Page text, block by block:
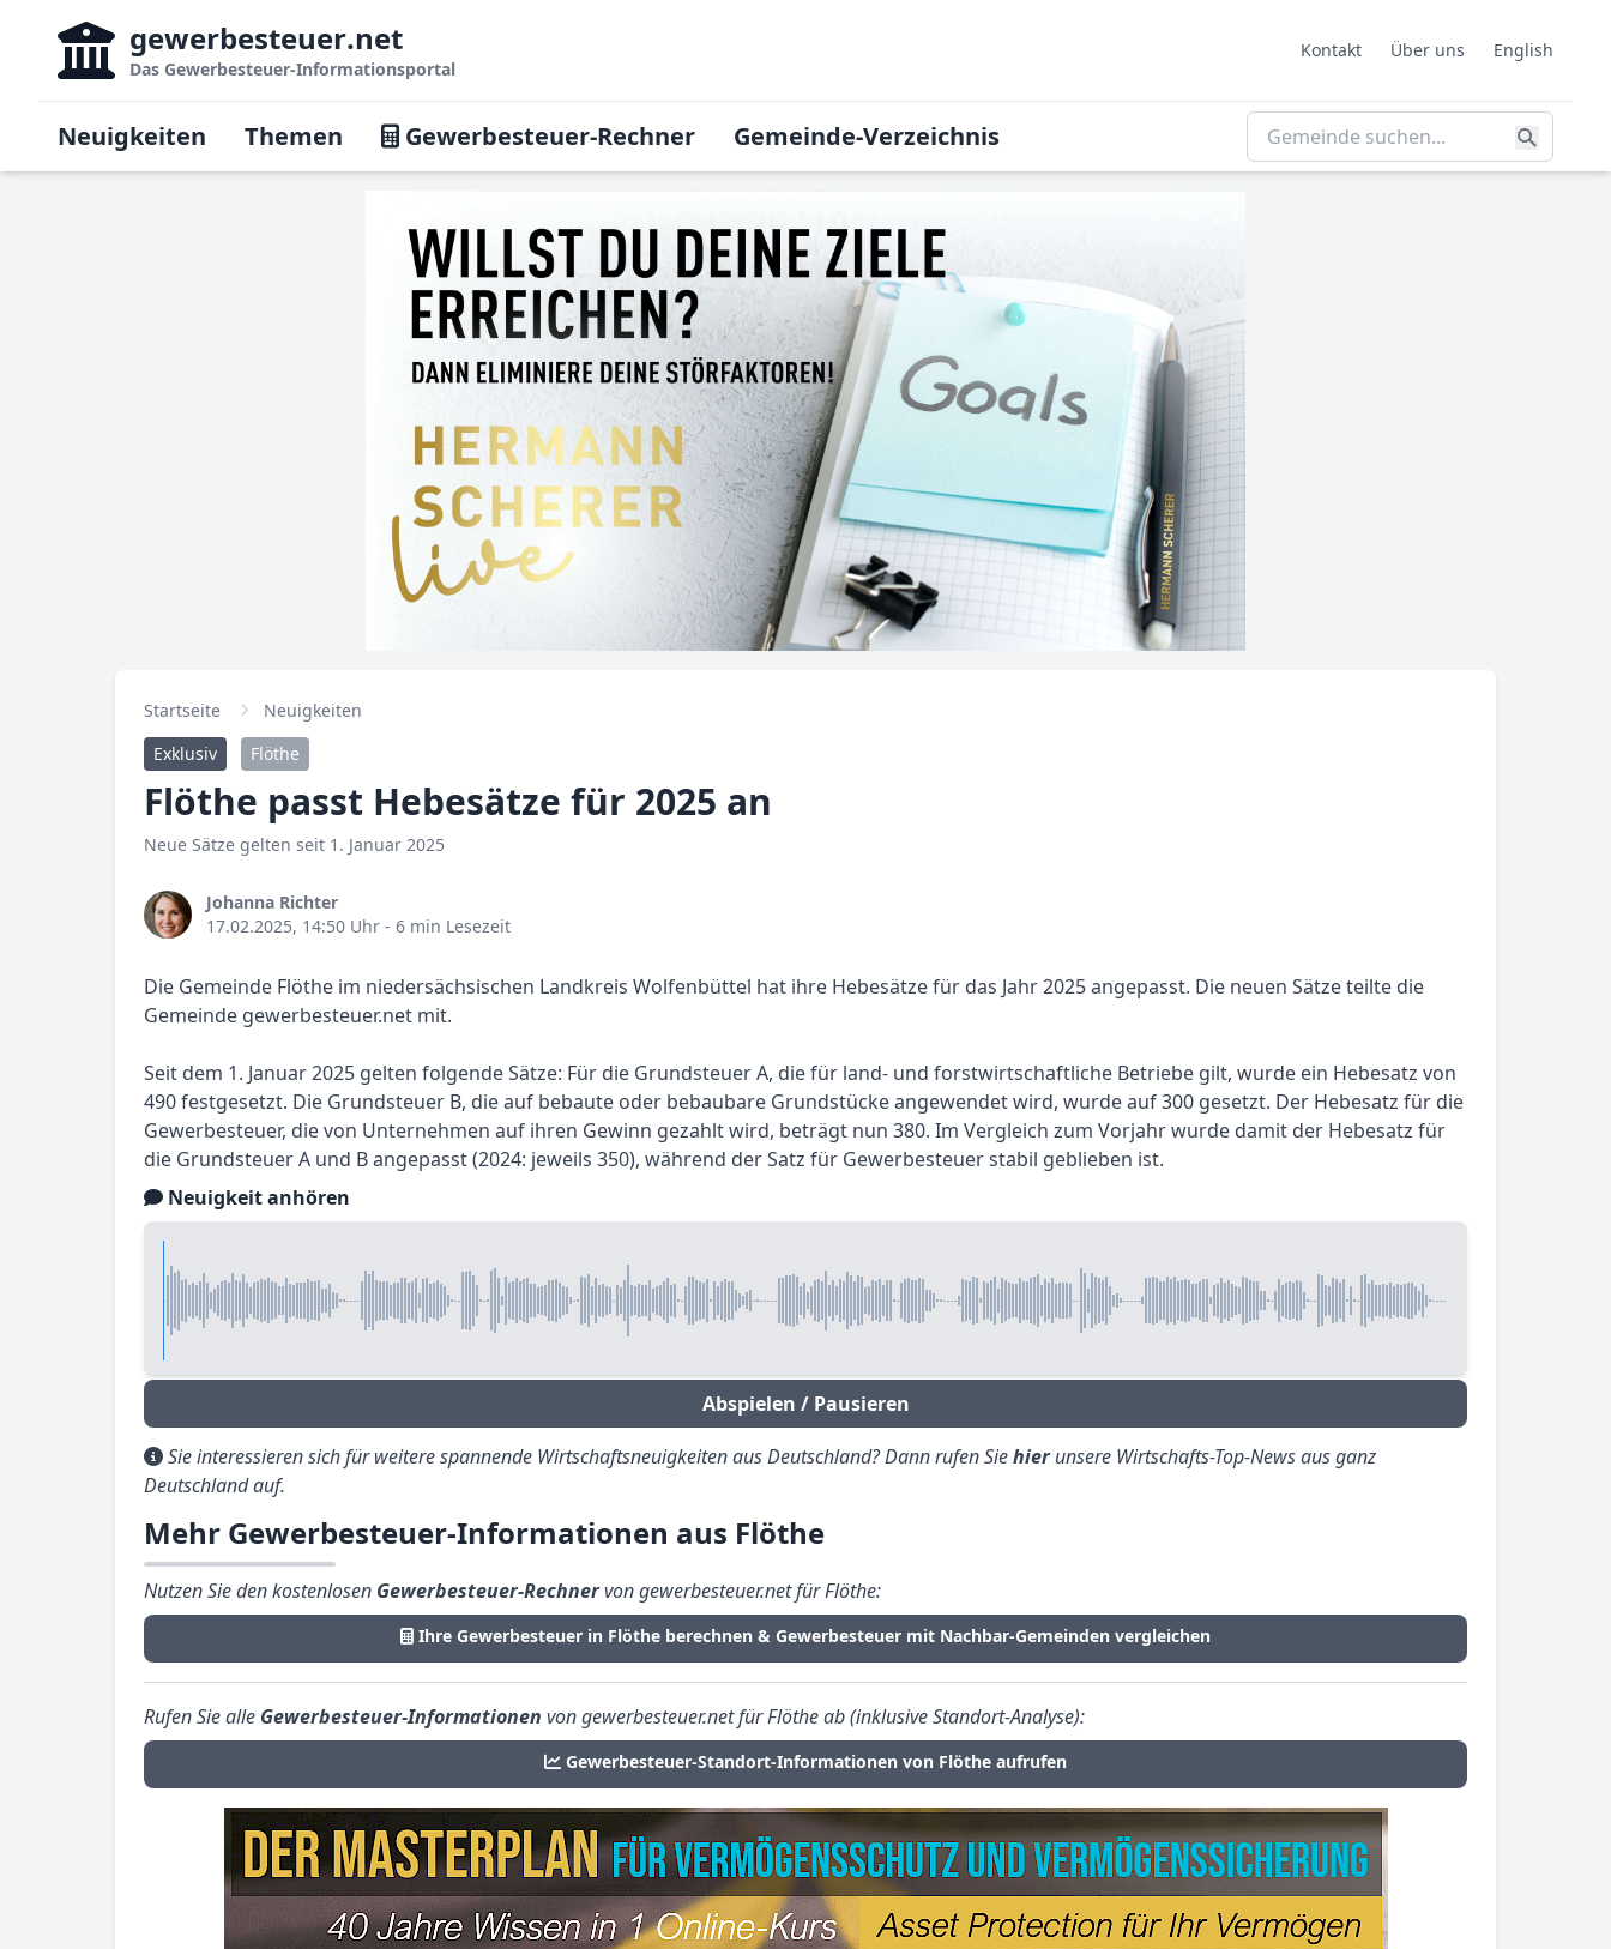
gewerbesteuer.net
Das Gewerbesteuer-Informationsportal
Kontakt Über uns English
Neuigkeiten Themen Gewerbesteuer-Rechner Gemeinde-Verzeichnis
Startseite
Neuigkeiten
Exklusiv
Flöthe
Flöthe passt Hebesätze für 2025 an
Neue Sätze gelten seit 1. Januar 2025
Johanna Richter
17.02.2025, 14:50 Uhr - 6 min Lesezeit
Die Gemeinde Flöthe im niedersächsischen Landkreis Wolfenbüttel hat ihre Hebesätze für das Jahr 2025 angepasst. Die neuen Sätze teilte die
Gemeinde gewerbesteuer.net mit.
Seit dem 1. Januar 2025 gelten folgende Sätze: Für die Grundsteuer A, die für land- und forstwirtschaftliche Betriebe gilt, wurde ein Hebesatz von
490 festgesetzt. Die Grundsteuer B, die auf bebaute oder bebaubare Grundstücke angewendet wird, wurde auf 300 gesetzt. Der Hebesatz für die
Gewerbesteuer, die von Unternehmen auf ihren Gewinn gezahlt wird, beträgt nun 380. Im Vergleich zum Vorjahr wurde damit der Hebesatz für
die Grundsteuer A und B angepasst (2024: jeweils 350), während der Satz für Gewerbesteuer stabil geblieben ist.
Neuigkeit anhören
Abspielen / Pausieren
Sie interessieren sich für weitere spannende Wirtschaftsneuigkeiten aus Deutschland? Dann rufen Siehierunsere Wirtschafts-Top-News aus ganz
Deutschland auf.
Mehr Gewerbesteuer-Informationen aus Flöthe
Nutzen Sie den kostenlosen Gewerbesteuer-Rechnervon gewerbesteuer.net für Flöthe:
Ihre Gewerbesteuer in Flöthe berechnen & Gewerbesteuer mit Nachbar-Gemeinden vergleichen
Rufen Sie alle Gewerbesteuer-Informationen von gewerbesteuer.net für Flöthe ab (inklusive Standort-Analyse):
Gewerbesteuer-Standort-Informationen von Flöthe aufrufen